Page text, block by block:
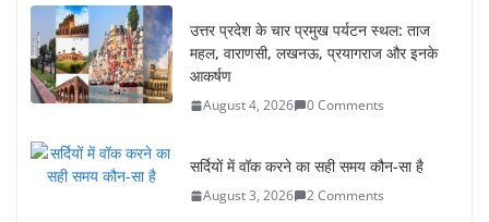
उत्तर प्रदेश के चार प्रमुख पर्यटन स्थल: ताज
महल, वाराणसी, लखनऊ, प्रयागराज और इनके
आकर्षण
August 4, 2026 0 Comments
सर्दियों में वॉक करने का सही समय कौन-सा है
August 3, 2026 2 Comments